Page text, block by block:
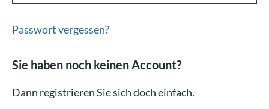
Passwort vergessen?
Sie haben noch keinen Account?
Dann registrieren Sie sich doch einfach.